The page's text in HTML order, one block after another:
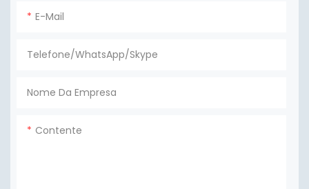
E-Mail
Telefone/WhatsApp/Skype
Nome Da Empresa
Contente